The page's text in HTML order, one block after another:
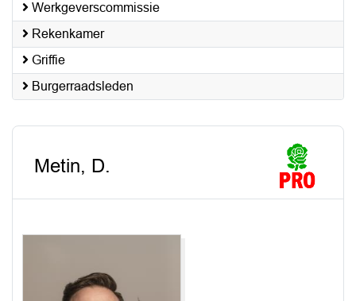
Werkgeverscommissie
Rekenkamer
Griffie
Burgerraadsleden
Metin, D.